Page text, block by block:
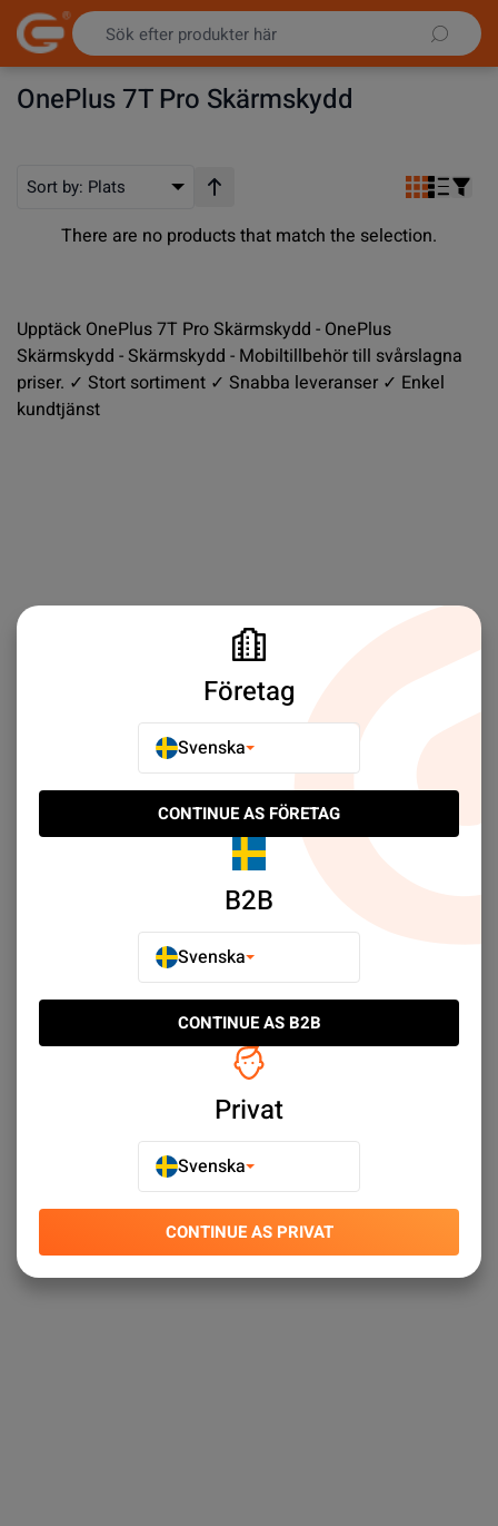
Hoppa till innehållet
OnePlus 7T Pro Skärmskydd
Sort by: Plats
Stigande ordning
There are no products that match the selection.
Upptäck OnePlus 7T Pro Skärmskydd - OnePlus
Skärmskydd - Skärmskydd - Mobiltillbehör till svårslagna
priser. ✓ Stort sortiment ✓ Snabba leveranser ✓ Enkel
kundtjänst
Företag
Svenska
CONTINUE AS FÖRETAG
B2B
Svenska
CONTINUE AS B2B
Privat
Svenska
CONTINUE AS PRIVAT